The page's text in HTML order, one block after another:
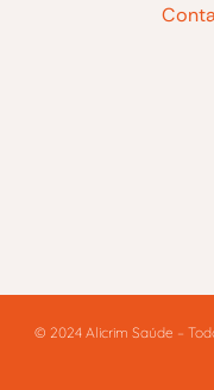
© 2024 Alicrim Saúde –